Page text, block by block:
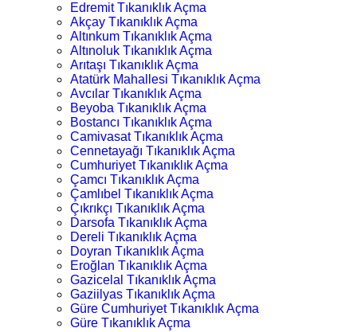
Edremit Tıkanıklık Açma
Akçay Tıkanıklık Açma
Altınkum Tıkanıklık Açma
Altınoluk Tıkanıklık Açma
Arıtaşı Tıkanıklık Açma
Atatürk Mahallesi Tıkanıklık Açma
Avcılar Tıkanıklık Açma
Beyoba Tıkanıklık Açma
Bostancı Tıkanıklık Açma
Camivasat Tıkanıklık Açma
Cennetayağı Tıkanıklık Açma
Cumhuriyet Tıkanıklık Açma
Çamcı Tıkanıklık Açma
Çamlıbel Tıkanıklık Açma
Çıkrıkçı Tıkanıklık Açma
Darsofa Tıkanıklık Açma
Dereli Tıkanıklık Açma
Doyran Tıkanıklık Açma
Eroğlan Tıkanıklık Açma
Gazicelal Tıkanıklık Açma
Gaziilyas Tıkanıklık Açma
Güre Cumhuriyet Tıkanıklık Açma
Güre Tıkanıklık Açma